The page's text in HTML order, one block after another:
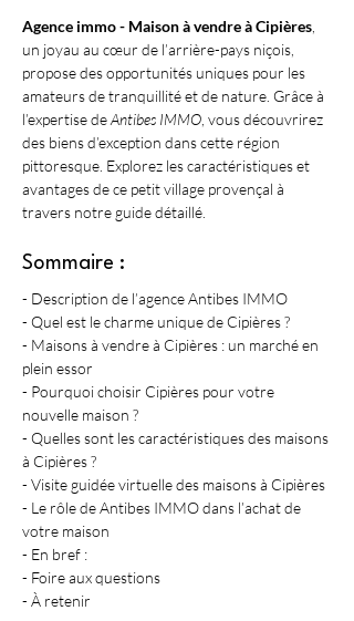
Agence immo - Maison à vendre à Cipières
un joyau au cœur de l’arrière-pays niçois,
propose des opportunités uniques pour les
amateurs de tranquillité et de nature. Grâce à
l’expertise de Antibes IMMO , vous découvrirez
des biens d’exception dans cette région
pittoresque. Explorez les caractéristiques et
avantages de ce petit village provençal à
travers notre guide détaillé.
Sommaire :
- Description de l’agence Antibes IMMO
- Quel est le charme unique de Cipières ?
- Maisons à vendre à Cipières : un marché en
plein essor
- Pourquoi choisir Cipières pour votre
nouvelle maison ?
- Quelles sont les caractéristiques des maisons
à Cipières ?
- Visite guidée virtuelle des maisons à Cipières
- Le rôle de Antibes IMMO dans l’achat de
votre maison
- En bref :
- Foire aux questions
- À retenir